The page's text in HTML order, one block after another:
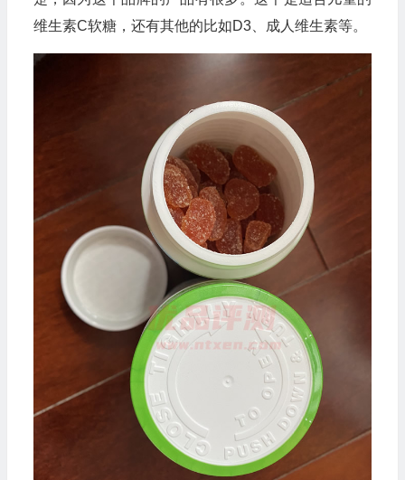
维生素C软糖，还有其他的比如D3、成人维生素等。